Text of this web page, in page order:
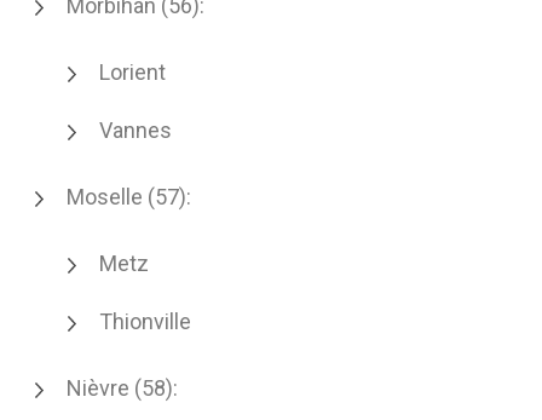
Morbihan (56):
Lorient
Vannes
Moselle (57):
Metz
Thionville
Nièvre (58):